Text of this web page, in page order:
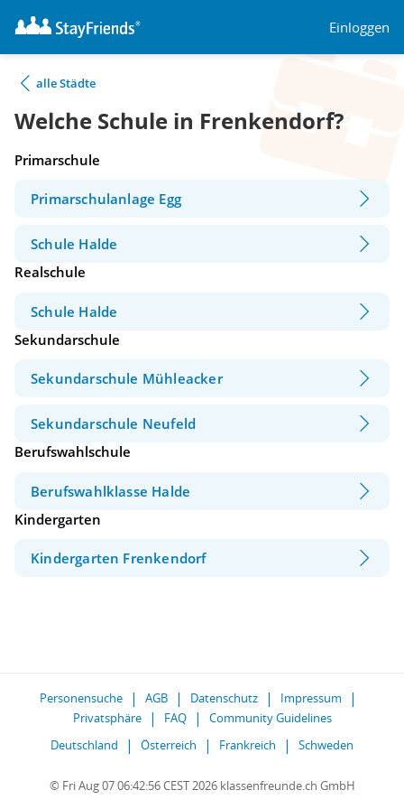
Einloggen
alle Städte
Welche Schule in Frenkendorf?
Primarschule
Primarschulanlage Egg
Schule Halde
Realschule
Schule Halde
Sekundarschule
Sekundarschule Mühleacker
Sekundarschule Neufeld
Berufswahlschule
Berufswahlklasse Halde
Kindergarten
Kindergarten Frenkendorf
Personensuche AGB Datenschutz
Impressum
Privatsphäre
FAQ
Community Guidelines
Deutschland
Österreich Frankreich Schweden
© Fri Aug 07 06:42:56 CEST 2026 klassenfreunde.ch GmbH